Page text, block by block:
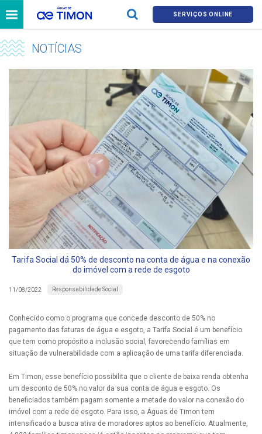
SERVIÇOS ONLINE
NOTÍCIAS
Tarifa Social dá 50% de desconto na conta de água e na conexão
do imóvel com a rede de esgoto
11/08/2022 Responsabilidade Social
Conhecido como o programa que concede desconto de 50% no
pagamento das faturas de água e esgoto, a Tarifa Social é um benefício
que tem como propósito a inclusão social, favorecendo famílias em
situação de vulnerabilidade com a aplicação de uma tarifa diferenciada.
Em Timon, esse benefício possibilita que o cliente de baixa renda obtenha
um desconto de 50% no valor da sua conta de água e esgoto. Os
beneficiados também pagam somente a metade do valor na conexão do
imóvel com a rede de esgoto. Para isso, a Águas de Timon tem
intensificado a busca ativa de moradores aptos ao benefício. Atualmente,